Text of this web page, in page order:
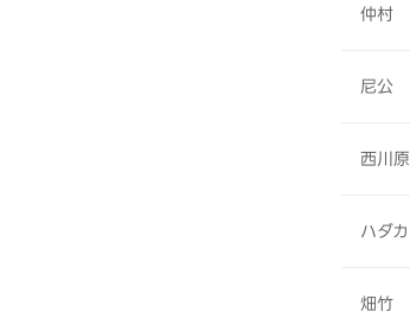
仲村
尼公
西川原
ハダカ
畑竹